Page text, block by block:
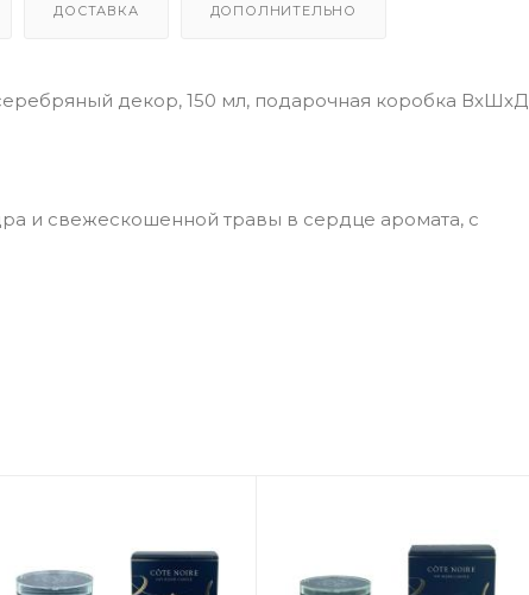
ДОСТАВКА ДОПОЛНИТЕЛЬНО
декор, 150 мл, подарочная коробка ВхШхД
и свежескошенной травы в сердце аромата, с